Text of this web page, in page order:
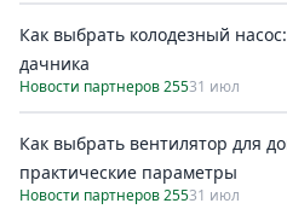
Как выбрать колодезный
дачника
Новости партнеров 25531 июл
Как выбрать вентилятор для
практические параметры
Новости партнеров 25531 июл